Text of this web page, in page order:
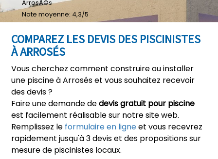
COMPAREZ LES DEVIS DES PISCINISTES
À ARROSÉS
Vous cherchez comment construire ou installer
une piscine à Arrosés et vous souhaitez recevoir
des devis ?
Faire une demande dedevis gratuit pour piscine
est facilement réalisable sur notre site web.
Remplissez le formulaire en ligneet vous recevrez
rapidement jusqu'à 3 devis et des propositions sur
mesure de piscinistes locaux.
ArrosÃ©s
Note moyenne: 4,3/5